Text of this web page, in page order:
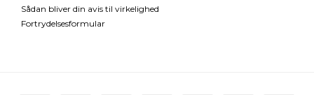
Sådan bliver din avis til virkelighed
Fortrydelsesformular